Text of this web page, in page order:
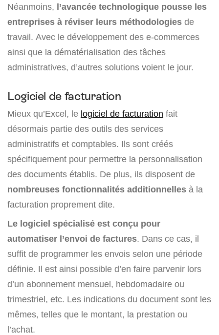
Néanmoins, l’avancée technologique pousse les
entreprises à réviser leurs méthodologies de
travail. Avec le développement des e-commerces
ainsi que la dématérialisation des tâches
administratives, d’autres solutions voient le jour.
Logiciel de facturation
Mieux qu’Excel, le logiciel de facturation fait
désormais partie des outils des services
administratifs et comptables. Ils sont créés
spécifiquement pour permettre la personnalisation
des documents établis. De plus, ils disposent de
nombreuses fonctionnalités additionnelles à la
facturation proprement dite.
Le logiciel spécialisé est conçu pour
automatiser l’envoi de factures. Dans ce cas, il
suffit de programmer les envois selon une période
définie. Il est ainsi possible d’en faire parvenir lors
d’un abonnement mensuel, hebdomadaire ou
trimestriel, etc. Les indications du document sont les
mêmes, telles que le montant, la prestation ou
l’achat.